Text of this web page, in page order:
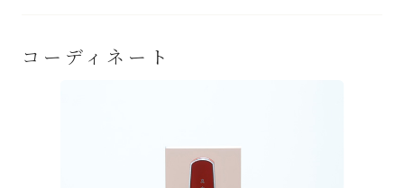
コーディネート